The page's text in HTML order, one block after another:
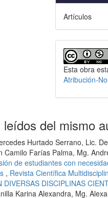
Artículos
Esta obra
Atribución-
del mismo
Hurtado Serrano, Lic.
Camilo Farías Palma, Mg.
de estudiantes con
, Revista Científica
DIVERSAS DISCIPLINAS
Karina Alexandra, Mg.